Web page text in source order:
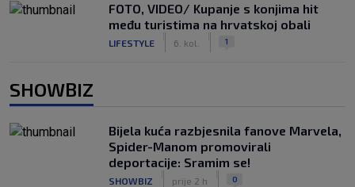
FOTO, VIDEO/ Kupanje s konjima hit
među turistima na hrvatskoj obali
LIFESTYLE 6. kol. 1
SHOWBIZ
Bijela kuća razbjesnila fanove Marvela,
Spider-Manom promovirali
deportacije: Sramim se!
SHOWBIZ prije 2 h 0